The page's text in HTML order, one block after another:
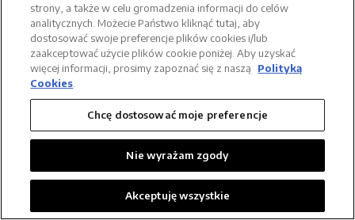
KONTAKT DANE FIRMY POLITYKA PRYWATNOŚCI NOTA PRAWNA ZALOGUJ SIĘ
strony, a także w celu gromadzenia informacji do celów
analitycznych. Możecie Państwo kliknąć tutaj, aby
dostosować swoje preferencje plików cookies i/lub
zaakceptować użycie plików cookie poniżej. Aby uzyskać
więcej informacji, prosimy zapoznać się z naszą
Polityką
Cookies
Chcę dostosować moje preferencje
Nie wyrażam zgody
Akceptuję wszystkie